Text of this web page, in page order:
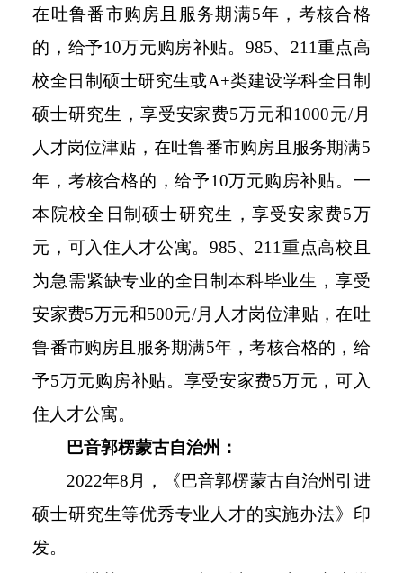
在吐鲁番市购房且服务期满5年，考核合格
的，给予10万元购房补贴。985、211重点高
校全日制硕士研究生或A+类建设学科全日制
硕士研究生，享受安家费5万元和1000元/月
人才岗位津贴，在吐鲁番市购房且服务期满5
年，考核合格的，给予10万元购房补贴。一
本院校全日制硕士研究生，享受安家费5万
元，可入住人才公寓。985、211重点高校且
为急需紧缺专业的全日制本科毕业生，享受
安家费5万元和500元/月人才岗位津贴，在吐
鲁番市购房且服务期满5年，考核合格的，给
予5万元购房补贴。享受安家费5万元，可入
住人才公寓。
巴音郭楞蒙古自治州：
2022年8月，《巴音郭楞蒙古自治州引进
硕士研究生等优秀专业人才的实施办法》印
发。